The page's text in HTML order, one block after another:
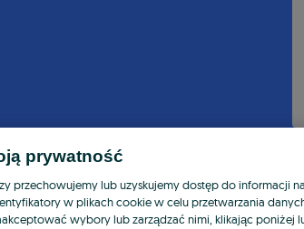
prywatność
przechowujemy lub uzyskujemy dostęp do informacji
w plikach cookie w celu przetwarzania
wybory lub zarządzać nimi, klikając poniżej